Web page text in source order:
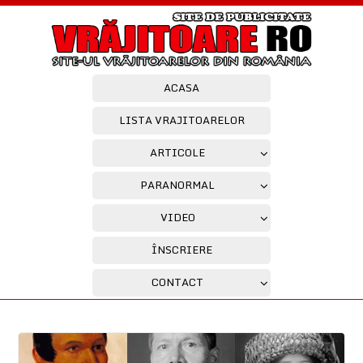
ACASA
LISTA VRAJITOARELOR
ARTICOLE
PARANORMAL
VIDEO
ÎNSCRIERE
CONTACT